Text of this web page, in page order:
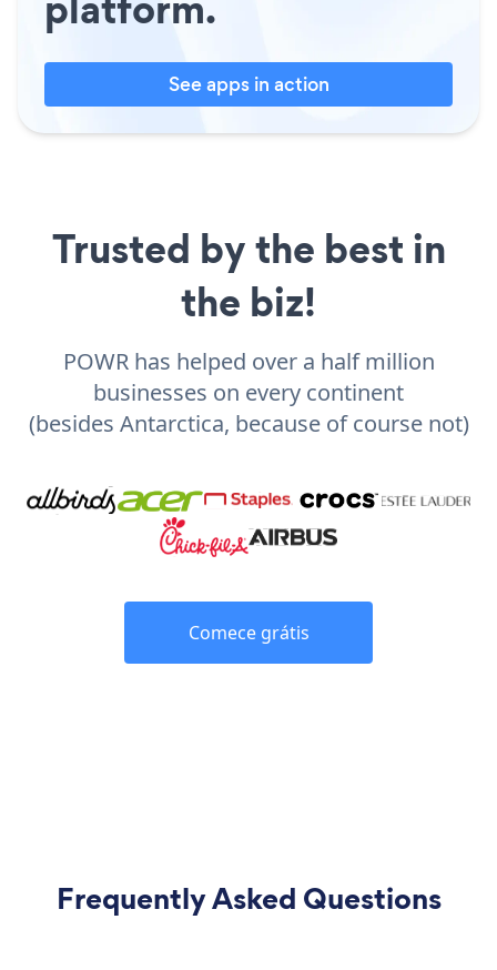
See apps in action
Trusted by the best in
the biz!
POWR has helped over a half million
businesses on every continent
(besides Antarctica, because of course not)
Comece grátis
Frequently Asked Questions